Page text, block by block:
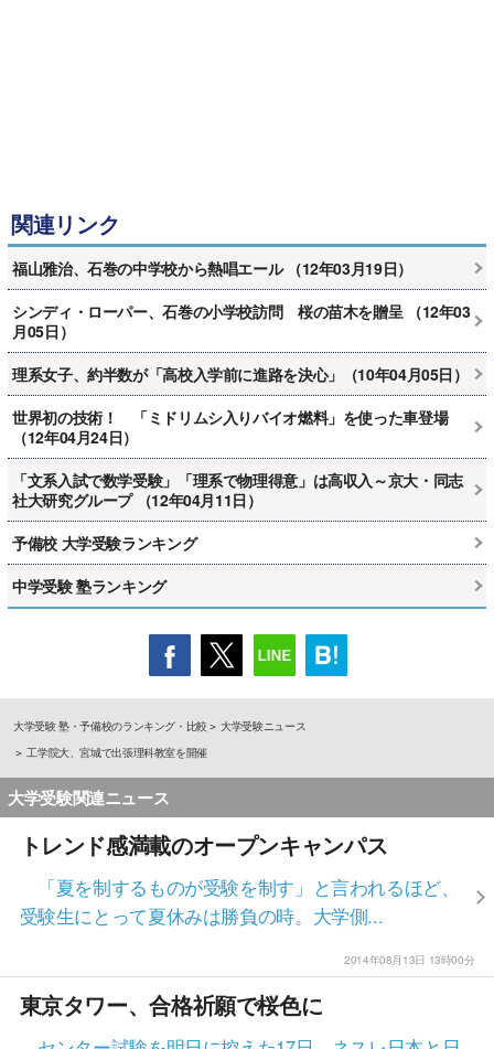
関連リンク
福山雅治、石巻の中学校から熱唱エール （12年03月19日）
シンディ・ローパー、石巻の小学校訪問 桜の苗木を贈呈 （12年03
月05日）
理系女子、約半数が「高校入学前に進路を決心」（10年04月05日）
世界初の技術！ 「ミドリムシ入りバイオ燃料」を使った車登場
（12年04月24日）
「文系入試で数学受験」「理系で物理得意」は高収入～京大・同志
社大研究グループ （12年04月11日）
予備校 大学受験ランキング
中学受験 塾ランキング
大学受験 塾・予備校のランキング・比較
大学受験ニュース
工学院大、宮城で出張理科教室を開催
大学受験関連ニュース
トレンド感満載のオープンキャンパス
「夏を制するものが受験を制す」と言われるほど、
受験生にとって夏休みは勝負の時。大学側...
2014年08月13日 13時00分
東京タワー、合格祈願で桜色に